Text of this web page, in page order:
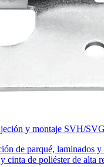
y montaje SVH/SVG
de parqué, laminados
cinta de poliéster de alta